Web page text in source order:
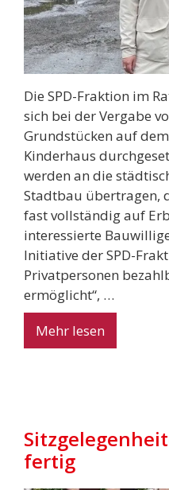
Die SPD-Fraktion im
sich bei der Vergabe
Grundstücken auf
Kinderhaus
werden an die
Stadtbau übertragen,
fast vollständig auf
interessierte
Initiative der SPD-
Privatpersonen
ermöglicht“, …
Mehr lesen
fertig